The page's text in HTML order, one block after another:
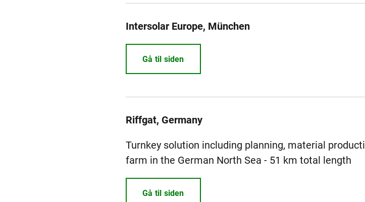
Intersolar Europe, München
Gå til siden
Riffgat, Germany
Turnkey solution including planning, material
farm in the German North Sea - 51 km total length
Gå til siden